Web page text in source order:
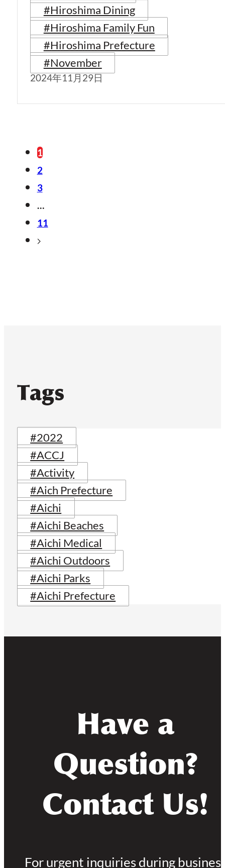
#Hiroshima Dining
#Hiroshima Family Fun
#Hiroshima Prefecture
#November
2024年11月29日
1
2
3
…
11
Tags
#2022
#ACCJ
#Activity
#Aich Prefecture
#Aichi
#Aichi Beaches
#Aichi Medical
#Aichi Outdoors
#Aichi Parks
#Aichi Prefecture
Have a
Question?
Contact Us!
For urgent inquiries during